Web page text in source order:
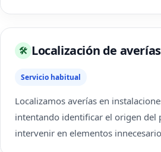
🛠 Localización de
Servicio habitual
Localizamos averías en
intentando identificar el origen del
intervenir en elementos